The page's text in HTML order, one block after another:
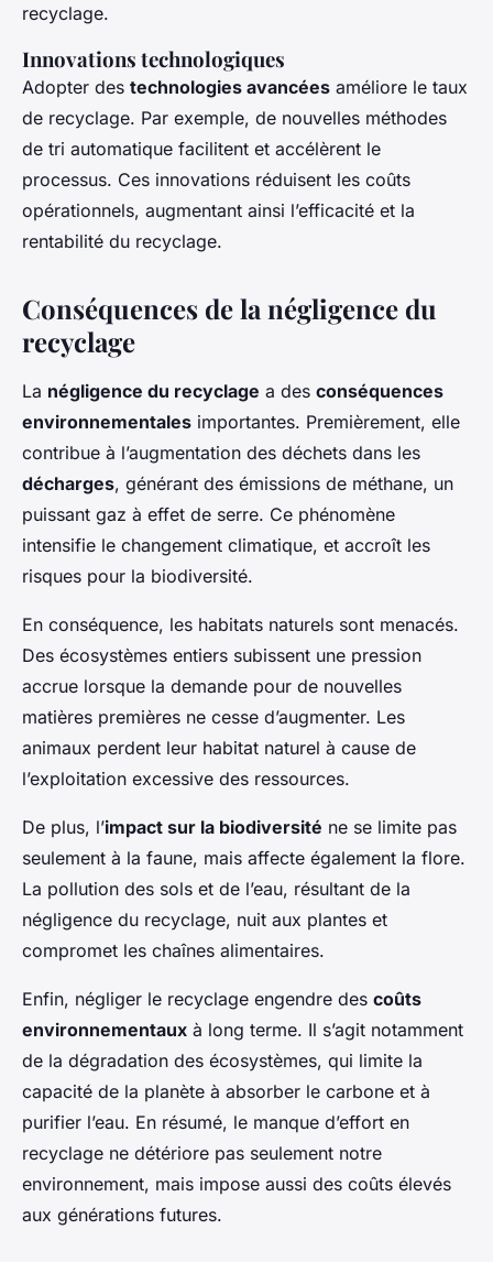
recyclage.
Innovations technologiques
Adopter des technologies avancées améliore le taux
de recyclage. Par exemple, de nouvelles méthodes
de tri automatique facilitent et accélèrent le
processus. Ces innovations réduisent les coûts
opérationnels, augmentant ainsi l’efficacité et la
rentabilité du recyclage.
Conséquences de la négligence du
recyclage
La négligence du recyclage a des conséquences
environnementales importantes. Premièrement, elle
contribue à l’augmentation des déchets dans les
décharges, générant des émissions de méthane, un
puissant gaz à effet de serre. Ce phénomène
intensifie le changement climatique, et accroît les
risques pour la biodiversité.
En conséquence, les habitats naturels sont menacés.
Des écosystèmes entiers subissent une pression
accrue lorsque la demande pour de nouvelles
matières premières ne cesse d’augmenter. Les
animaux perdent leur habitat naturel à cause de
l’exploitation excessive des ressources.
De plus, l’impact sur la biodiversité ne se limite pas
seulement à la faune, mais affecte également la flore.
La pollution des sols et de l’eau, résultant de la
négligence du recyclage, nuit aux plantes et
compromet les chaînes alimentaires.
Enfin, négliger le recyclage engendre des coûts
environnementaux à long terme. Il s’agit notamment
de la dégradation des écosystèmes, qui limite la
capacité de la planète à absorber le carbone et à
purifier l’eau. En résumé, le manque d’effort en
recyclage ne détériore pas seulement notre
environnement, mais impose aussi des coûts élevés
aux générations futures.